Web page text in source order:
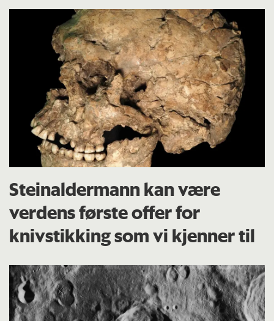
Steinaldermann kan være
verdens første offer for
knivstikking som vi kjenner til